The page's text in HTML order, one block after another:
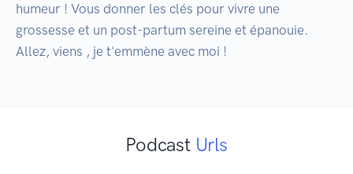
humeur ! Vous donner les clés pour vivre une
grossesse et un post-partum sereine et épanouie.
Allez, viens , je t'emmène avec moi !
Podcast Urls